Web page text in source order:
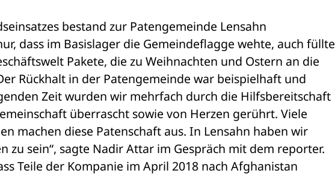
bestand zur Patengemeinde Lensahn
dass im Basislager die Gemeindeflagge wehte, auch füllte
Pakete, die zu Weihnachten und Ostern an die
Rückhalt in der Patengemeinde war beispielhaft und
Zeit wurden wir mehrfach durch die Hilfsbereitschaft
überrascht sowie von Herzen gerührt. Viele
machen diese Patenschaft aus. In Lensahn haben wir
zu sein“, sagte Nadir Attar im Gespräch mit dem reporter.
Teile der Kompanie im April 2018 nach Afghanistan